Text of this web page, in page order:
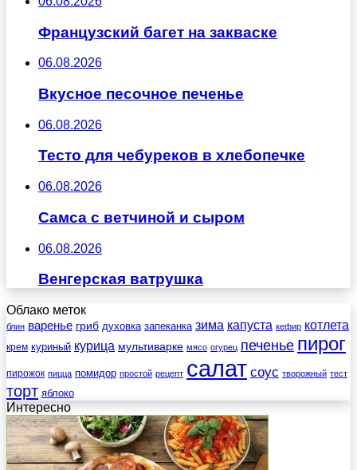
Французский багет на закваске
06.08.2026
Вкусное песочное печенье
06.08.2026
Тесто для чебуреков в хлебопечке
06.08.2026
Самса с ветчиной и сыром
06.08.2026
Венгерская ватрушка
Облако меток
блин варенье гриб духовка запеканка зима капуста кефир котлета
крем куриный курица мультиварке мясо огурец печенье пирог
пирожок пицца помидор простой рецепт салат соус творожный тест
торт яблоко
Интересно